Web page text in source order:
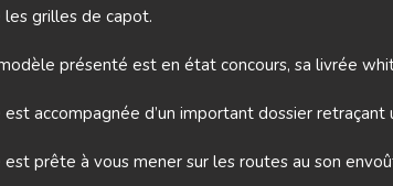
les grilles de capot.
présenté est en état concours, sa livrée
est accompagnée d’un important dossier
est prête à vous mener sur les routes au son